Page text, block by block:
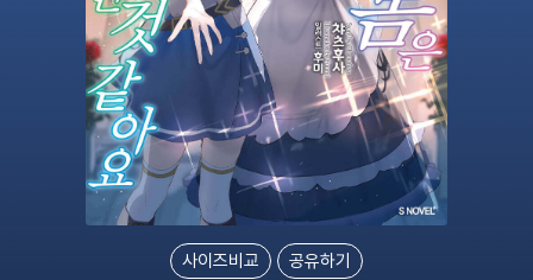
사이즈비교 공유하기